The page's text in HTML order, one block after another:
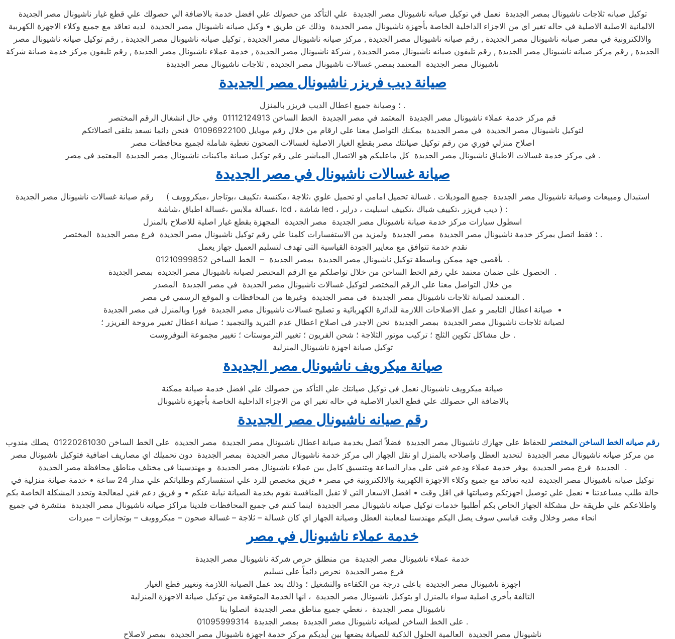
توكيل صيانه ثلاجات ناشيونال بمصر الجديدة نعمل في توكيل صيانه ناشيونال مصر الجديدة علي التأكد من حصولك علي افضل خدمة بالاضافة الي حصولك علي قطع غيار ناشيونال مصر الجديدة
الالمانية الاصلية الاصلية في حاله تغير اي من الاجزاء الداخلية الخاصة بأجهزة ناشيونال مصر الجديدة وذلك عن طريق • وكيل صيانه ناشيونال مصر الجديدة لديه تعاقد مع جميع وكلاء الاجهزة الكهربية
والالكترونية في مصر صيانه ناشيونال مصر الجديدة , رقم صيانه ناشيونال مصر الجديدة , مركز صيانه ناشيونال مصر الجديدة , توكيل صيانه ناشيونال مصر الجديدة , رقم توكيل صيانه ناشيونال مصر
الجديدة , رقم مركز صيانه ناشيونال مصر الجديدة , رقم تليفون صيانه ناشيونال مصر الجديدة , شركة ناشيونال مصر الجديدة , خدمة عملاء ناشيونال مصر الجديدة , رقم تليفون مركز خدمة صيانة شركة
ناشيونال مصر الجديدة المعتمد بمصر, غسالات ناشيونال مصر الجديدة , ثلاجات ناشيونال مصر الجديدة
صيانة ديب فريزر ناشيونال مصر الجديدة
؛ وصيانة جميع اعطال الديب فريزر بالمنزل .
قم مركز خدمة عملاء ناشيونال مصر الجديدة المعتمد في مصر الجديدة الخط الساخن 01112124913 وفي حال انشغال الرقم المختصر
لتوكيل ناشيونال مصر الجديدة في مصر الجديدة يمكنك التواصل معنا علي ارقام من خلال رقم موبايل 01096922100 فنحن دائما نسعد بتلقى اتصالاتكم
اصلاح منزلي فوري من رقم توكيل صيانتك مصر بقطع الغيار الاصلية لغسالات الصحون تغطية شاملة لجميع محافظات مصر
في مركز خدمة غسالات الاطباق ناشيونال مصر الجديدة كل ماعليكم هو الاتصال المباشر علي رقم توكيل صيانة ماكينات ناشيونال مصر الجديدة المعتمد في مصر .
صيانة غسالات ناشيونال في مصر الجديدة
رقم صيانة غسالات ناشيونال مصر الجديدة ( استبدال ومبيعات وصيانة ناشيونال مصر الجديدة جميع الموديلات . غسالة تحميل امامي او تحميل علوي ،ثلاجة ،مكنسة ،تكييف ،بوتاجاز ،ميكروويف
،غسالة ملابس ،غسالة اطباق ،شاشة lcd ، شاشة led ، ديب فريزر ،تكييف شباك ،تكييف اسبليت ، دراير ) :
اسطول سيارات مركز خدمة صيانة ناشيونال مصر الجديدة مصر الجديدة المجهزة بقطع غيار اصلية للاصلاح بالمنزل
؛ فقط اتصل بمركز خدمة ناشيونال مصر الجديدة مصر الجديدة ولمزيد من الاستفسارات كلمنا علي رقم توكيل ناشيونال مصر الجديدة فرع مصر الجديدة المختصر .
نقدم خدمة تتوافق مع معايير الجودة القياسية التى تهدف لتسليم العميل جهاز يعمل
بأقصي جهد ممكن وباسطة توكيل ناشيونال مصر الجديدة بمصر الجديدة – الخط الساخن 01210999852 .
الحصول على ضمان معتمد علي رقم الخط الساخن من خلال تواصلكم مع الرقم المختصر لصيانة ناشيونال مصر الجديدة بمصر الجديدة .
من خلال التواصل معنا علي الرقم المختصر لتوكيل غسالات ناشيونال مصر الجديدة في مصر الجديدة المصدر
المعتمد لصيانة ثلاجات ناشيونال مصر الجديدة فى مصر الجديدة وغيرها من المحافظات و الموقع الرسمي في مصر .
صيانة اعطال التايمر و عمل الاصلاحات اللازمة للدائرة الكهربائية و تصليح غسالات ناشيونال مصر الجديدة فورا وبالمنزل فى مصر الجديدة •
لصيانة ثلاجات ناشيونال مصر الجديدة بمصر الجديدة نحن الاجدر فى اصلاح اعطال عدم التبريد والتجميد ؛ صيانة اعطال تغيير مروحة الفريزر ؛
حل مشاكل تكوين الثلج ؛ تركيب موتور الثلاجة ؛ شحن الفريون ؛ تغيير الثرموستات ؛ تغيير مجموعة النوفروست .
توكيل صيانة اجهزة ناشيونال المنزلية
صيانة ميكرويف ناشيونال مصر الجديدة
صيانة ميكرويف ناشيونال نعمل في توكيل صيانتك علي التأكد من حصولك علي افضل خدمة صيانة ممكنة
بالاضافة الي حصولك علي قطع الغيار الاصلية في حاله تغير اي من الاجزاء الداخلية الخاصة بأجهزة ناشيونال
رقم صيانه ناشيونال مصر الجديدة
رقم صيانه الخط الساخن المختصر
للحفاظ علي جهازك ناشيونال مصر الجديدة فضلاً اتصل بخدمة صيانة اعطال ناشيونال مصر الجديدة مصر الجديدة علي الخط الساخن 01220261030 يصلك مندوب
من مركز صيانه ناشيونال مصر الجديدة لتحديد العطل واصلاحه بالمنزل او نقل الجهاز الى مركز خدمة ناشيونال مصر الجديدة بمصر الجديدة دون تحميلك اي مصاريف اضافية فتوكيل ناشيونال مصر
الجديدة فرع مصر الجديدة يوفر خدمة عملاء ودعم فني علي مدار الساعة وبتنسيق كامل بين عملاء ناشيونال مصر الجديدة و مهندسينا في مختلف مناطق محافظة مصر الجديدة .
توكيل صيانه ناشيونال مصر الجديدة لديه تعاقد مع جميع وكلاء الاجهزة الكهربية والالكترونية في مصر • فريق مخصص للرد علي استفساركم وطلباتكم علي مدار 24 ساعة • خدمة صيانة منزلية في
حالة طلب مساعدتنا • نعمل علي توصيل اجهزتكم وصيانتها في اقل وقت • افضل الاسعار التي لا تقبل المنافسة نقوم بخدمة الصيانة نيابة عنكم • و فريق دعم فني لمعالجة وتحدد المشكلة الخاصة بكم
واطلاعكم علي طريقة حل مشكلة الجهاز الخاص بكم أطلبوا خدمات توكيل صيانه ناشيونال مصر الجديدة اينما كنتم في جميع المحافظات فلدينا مراكز صيانه ناشيونال مصر الجديدة منتشرة في جميع
انحاء مصر وخلال وقت قياسي سوف يصل اليكم مهندسنا لمعاينة العطل وصيانة الجهاز اي كان غسالة – ثلاجة – غسالة صحون – ميكروويف – بوتجازات – مبردات
خدمة عملاء ناشيونال في مصر
خدمة عملاء ناشيونال مصر الجديدة من منطلق حرص شركة ناشيونال مصر الجديدة
فرع مصر الجديدة نحرص دائماً علي تسليم
اجهزة ناشيونال مصر الجديدة باعلى درجة من الكفاءة والتشغيل ؛ وذلك بعد عمل الصيانة اللازمة وتغيير قطع الغيار
التالفة بأخري اصلية سواء بالمنزل او بتوكيل ناشيونال مصر الجديدة ، انها الخدمة المتوقعة من توكيل صيانة الاجهزة المنزلية
ناشيونال مصر الجديدة ، نغطي جميع مناطق مصر الجديدة اتصلوا بنا
على الخط الساخن لصيانه ناشيونال مصر الجديدة بمصر الجديدة 01095999314 .
ناشيونال مصر الجديدة العالمية الحلول الذكية للصيانة يضعها بين أيديكم مركز خدمة اجهزة ناشيونال مصر الجديدة بمصر لاصلاح